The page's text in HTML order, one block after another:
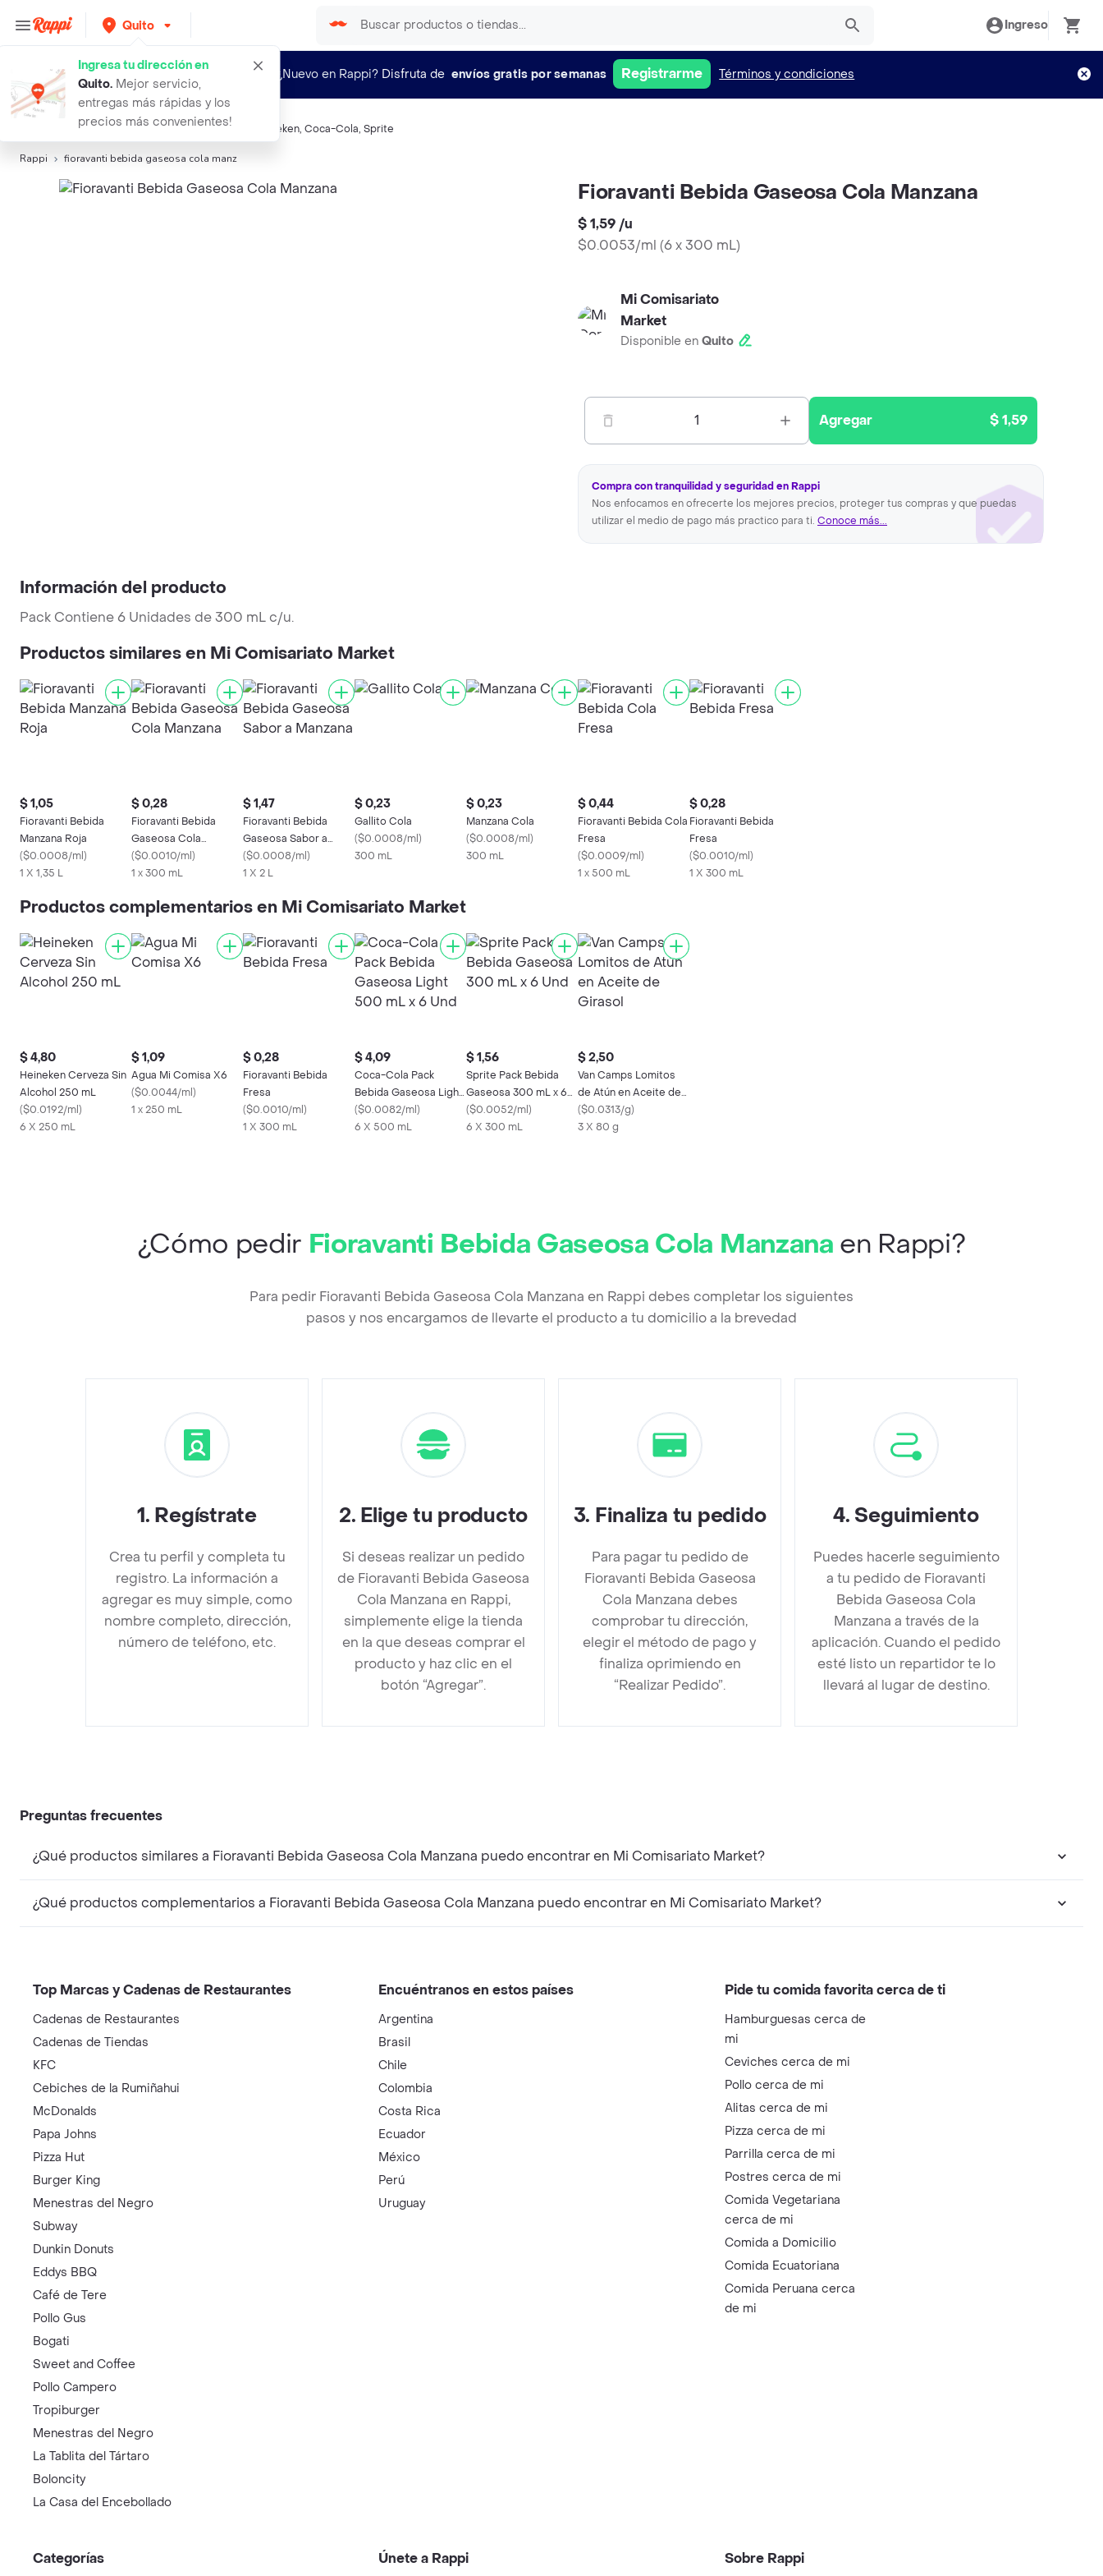
Quito
Ingresa tu dirección en
Quito. Mejor servicio,
entregas más rápidas y los
precios más convenientes!
Ingreso
¿Nuevo en Rappi? Disfruta de envíos gratis por semanas Registrarme Términos y condiciones
Búsquedas relacionadas: Gaseosas,Fioravanti Heineken, Coca-Cola, Sprite
Rappi fioravanti bebida gaseosa cola manz
Fioravanti Bebida Gaseosa Cola Manzana
$ 1,59 /u
$0.0053/ml (6 x 300 mL)
Mi Comisariato
Market
Disponible en Quito
1 Agregar $ 1,59
Compra con tranquilidad y seguridad en Rappi
Nos enfocamos en ofrecerte los mejores precios, proteger tus compras y que puedas
utilizar el medio de pago más practico para ti. Conoce más...
Información del producto
Pack Contiene 6 Unidades de 300 mL c/u.
Productos similares en Mi Comisariato Market
$ 1,05
Fioravanti Bebida
Manzana Roja
($0.0008/ml)
1 X 1,35 L
$ 0,28
Fioravanti Bebida
Gaseosa Cola
Manzana
($0.0010/ml)
1 x 300 mL
$ 1,47
Fioravanti Bebida
Gaseosa Sabor a
Manzana
($0.0008/ml)
1 X 2 L
$ 0,23
Gallito Cola
($0.0008/ml)
300 mL
$ 0,23
Manzana Cola
($0.0008/ml)
300 mL
$ 0,44
Fioravanti Bebida Cola
Fresa
($0.0009/ml)
1 x 500 mL
$ 0,28
Fioravanti Bebida
Fresa
($0.0010/ml)
1 X 300 mL
Productos complementarios en Mi Comisariato Market
$ 4,80
Heineken Cerveza Sin
Alcohol 250 mL
($0.0192/ml)
6 X 250 mL
$ 1,09
Agua Mi Comisa X6
($0.0044/ml)
1 x 250 mL
$ 0,28
Fioravanti Bebida
Fresa
($0.0010/ml)
1 X 300 mL
$ 4,09
Coca-Cola Pack
Bebida Gaseosa Light
500 mL x 6 Und
($0.0082/ml)
6 X 500 mL
$ 1,56
Sprite Pack Bebida
Gaseosa 300 mL x 6
Und
($0.0052/ml)
6 X 300 mL
$ 2,50
Van Camps Lomitos
de Atún en Aceite de
Girasol
($0.0313/g)
3 X 80 g
¿Cómo pedir Fioravanti Bebida Gaseosa Cola Manzana en Rappi?
Para pedir Fioravanti Bebida Gaseosa Cola Manzana en Rappi debes completar los siguientes
pasos y nos encargamos de llevarte el producto a tu domicilio a la brevedad
1. Regístrate
Crea tu perfil y completa tu
registro. La información a
agregar es muy simple, como
nombre completo, dirección,
número de teléfono, etc.
2. Elige tu producto
Si deseas realizar un pedido
de Fioravanti Bebida Gaseosa
Cola Manzana en Rappi,
simplemente elige la tienda
en la que deseas comprar el
producto y haz clic en el
botón “Agregar”.
3. Finaliza tu pedido
Para pagar tu pedido de
Fioravanti Bebida Gaseosa
Cola Manzana debes
comprobar tu dirección,
elegir el método de pago y
finaliza oprimiendo en
“Realizar Pedido”.
4. Seguimiento
Puedes hacerle seguimiento
a tu pedido de Fioravanti
Bebida Gaseosa Cola
Manzana a través de la
aplicación. Cuando el pedido
esté listo un repartidor te lo
llevará al lugar de destino.
Preguntas frecuentes
¿Qué productos similares a Fioravanti Bebida Gaseosa Cola Manzana puedo encontrar en Mi Comisariato Market?
¿Qué productos complementarios a Fioravanti Bebida Gaseosa Cola Manzana puedo encontrar en Mi Comisariato Market?
Top Marcas y Cadenas de Restaurantes
Cadenas de Restaurantes
Cadenas de Tiendas
KFC
Cebiches de la Rumiñahui
McDonalds
Papa Johns
Pizza Hut
Burger King
Menestras del Negro
Subway
Dunkin Donuts
Eddys BBQ
Café de Tere
Pollo Gus
Bogati
Sweet and Coffee
Pollo Campero
Tropiburger
Menestras del Negro
La Tablita del Tártaro
Boloncity
La Casa del Encebollado
Encuéntranos en estos países
Argentina
Brasil
Chile
Colombia
Costa Rica
Ecuador
México
Perú
Uruguay
Pide tu comida favorita cerca de ti
Hamburguesas cerca de
mi
Ceviches cerca de mi
Pollo cerca de mi
Alitas cerca de mi
Pizza cerca de mi
Parrilla cerca de mi
Postres cerca de mi
Comida Vegetariana
cerca de mi
Comida a Domicilio
Comida Ecuatoriana
Comida Peruana cerca
de mi
Categorías Únete a Rappi Sobre Rappi